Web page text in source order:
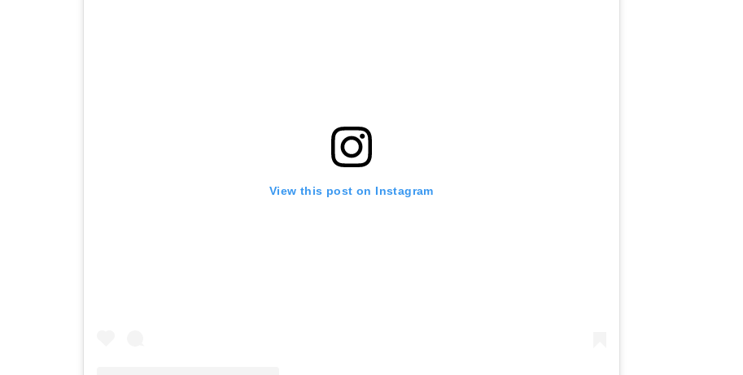
View this post on Instagram